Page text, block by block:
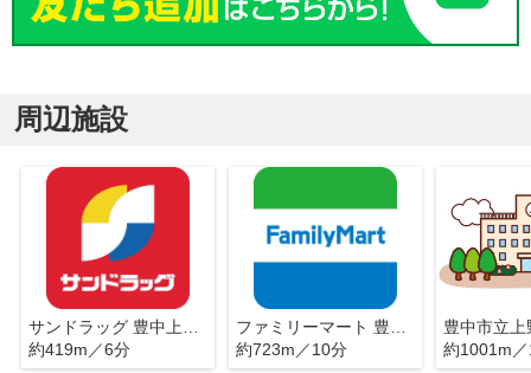
周辺施設
サンドラッグ 豊中上野店
約419m／6分
ファミリーマート 豊中上野西店
約723m／10分
豊中市立上
約1001m